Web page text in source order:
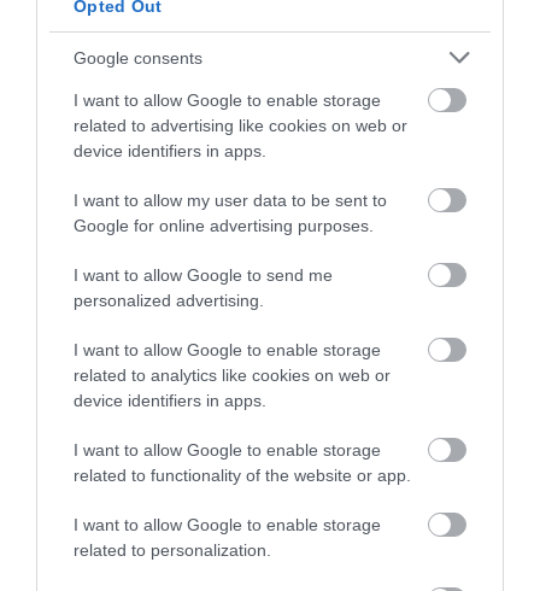
Opted Out
Google consents
I want to allow Google to enable storage
related to advertising like cookies on web or
device identifiers in apps.
I want to allow my user data to be sent to
Google for online advertising purposes.
I want to allow Google to send me
personalized advertising.
I want to allow Google to enable storage
related to analytics like cookies on web or
device identifiers in apps.
I want to allow Google to enable storage
related to functionality of the website or app.
I want to allow Google to enable storage
related to personalization.
One Teaspoon And All The Worms In The Body
Die Instantly
367 41 327
Kép és a videó forrása: https://www.youtube.com/watch?
v=h3YDplqduO0